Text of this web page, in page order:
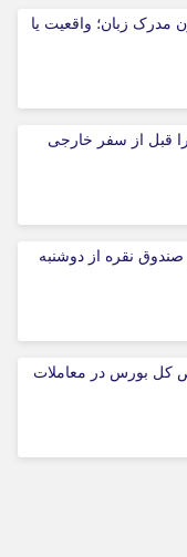
مدرک زبان؛ واقعیت یا
قبل از سفر خارجی
صندوق نقره از دوشنبه
کل بورس در معاملات